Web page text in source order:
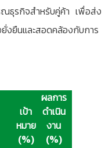
ธุรกิจสำหรับคู่ค้า เพื่อส่ง
ยั่งยืนและสอดคล้องกับการ
เป้า
หมาย
(%)
ผลการ
ดำเนิน
งาน
(%)